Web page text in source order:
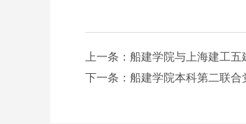
上一条：船建学院与上海建工
下一条：船建学院本科第二联合